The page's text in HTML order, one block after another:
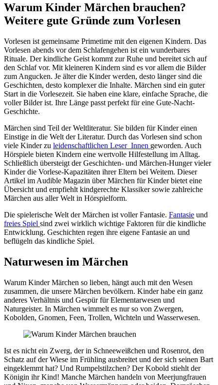
Warum Kinder Märchen brauchen?
Weitere gute Gründe zum Vorlesen
Vorlesen ist gemeinsame Primetime mit den eigenen Kindern. Das
Vorlesen abends vor dem Schlafengehen ist ein wunderbares
Rituale. Der kindliche Geist kommt zur Ruhe und bereitet sich auf
den Schlaf vor. Mit kleineren Kindern sind es vor allem die Bilder
zum Angucken. Je älter die Kinder werden, desto länger sind die
Geschichten, desto komplexer die Inhalte. Märchen sind ein guter
Start in die Vorlesezeit. Sie haben eine klare, einfache Sprache, die
voller Bilder ist. Ihre Länge passt perfekt für eine Gute-Nacht-
Geschichte.
Märchen sind Teil der Weltliteratur. Sie bilden für Kinder einen
Einstige in die Welt der Literatur. Durch das Vorlesen sind schon
viele Kinder zu leidenschaftlichen Leser_Innen geworden. Auch
Hörspiele bieten Kindern eine wertvolle Hilfestellung im Alltag.
Schließlich übersteigt der Geschichten- und Märchen-Hunger vieler
Kinder die Vorlese-Kapazitäten ihrer Eltern bei Weitem. Dieser
Artikel im Audible Magazin über Märchen für Kinder bietet eine
Übersicht und empfiehlt kindgerechte Klassiker sowie zahlreiche
Märchen aus aller Welt in Hörspielform.
Die spielerische Welt der Märchen ist voller Fantasie. Fantasie und
freies Spiel sind zwei wirklich wichtige Faktoren für die kindliche
Entwicklung. Geschichten regen ihre eigene Fantasie an und
beflügeln das kindliche Spiel.
Naturwesen im Märchen
Warum Kinder Märchen so lieben, hängt auch mit den Wesen
zusammen, die unsere Märchen bevölkern. Kinder habe ein ganz
anderes Verhältnis und Gespür für Elementarwesen und
Naturgeister. In Märchen wimmelt es nur so von Zwergen,
Kobolden, Gnomen, Feen, Trollen, Wichteln und Wasserwesen.
Ist es nicht ein Zwerg, der in Schneeweißchen und Rosenrot, den
Schatz auf der Wiese im Frühling ausbreitet und der sich seinen Bart
eingeklemmt hat? Und Rumpelstilzchen? Der Kobold stiehlt der
Königin ihr Kind! Manche Märchen handeln von Meerjungfrauen